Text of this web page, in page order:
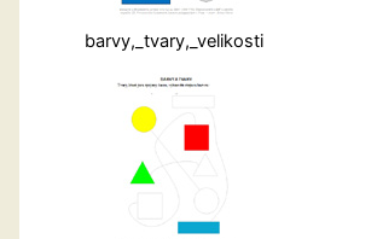
barvy,_tvary,_velikosti